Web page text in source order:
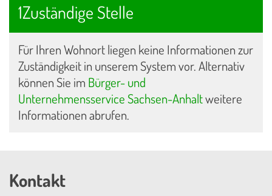
1Zuständige Stelle
Für Ihren Wohnort liegen keine Informationen zur
Zuständigkeit in unserem System vor. Alternativ
können Sie im Bürger- und
Unternehmensservice Sachsen-Anhaltweitere
Informationen abrufen.
Kontakt